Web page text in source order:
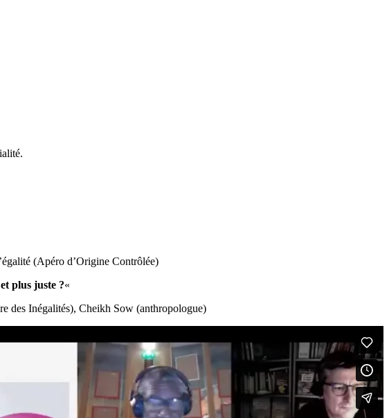
(Apéro d’Origine Contrôlée)
plus juste ?«
des Inégalités), Cheikh Sow (anthropologue)